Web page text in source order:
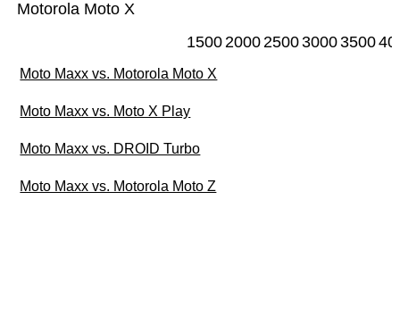
Motorola Moto X
15002000250030003500
Moto Maxx vs. Motorola Moto X
Moto Maxx vs. Moto X Play
Moto Maxx vs. DROID Turbo
Moto Maxx vs. Motorola Moto Z